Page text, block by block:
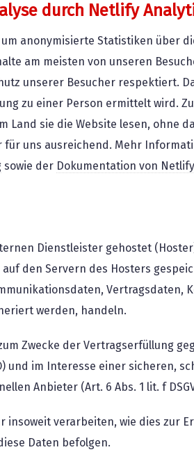
durch Netlify
anonymisierte Statistiken über
am meisten von unseren
unserer Besucher respektiert.
zu einer Person ermittelt wird.
Land sie die Website lesen, ohne
uns ausreichend. Mehr
sowie der Dokumentation von
Dienstleister gehostet
den Servern des Hosters
Vertragsdaten,
werden, handeln.
Zwecke der Vertragserfüllung
und im Interesse einer sicheren,
Anbieter (Art. 6 Abs. 1 lit. f
insoweit verarbeiten, wie dies zur
Daten befolgen.